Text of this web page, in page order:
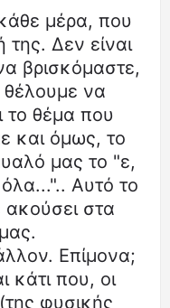
μέρα, που
Δεν είναι
βρισκόμαστε,
θέλουμε να
το θέμα που
και όμως, το
μας το "ε,
Αυτό το
στα
Επίμονα;
κάτι που, οι
φυσικής